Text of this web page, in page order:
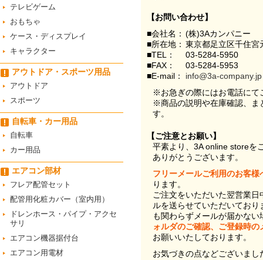
テレビゲーム
おもちゃ
ケース・ディスプレイ
キャラクター
アウトドア・スポーツ用品
アウトドア
スポーツ
自転車・カー用品
自転車
カー用品
エアコン部材
フレア配管セット
配管用化粧カバー（室内用）
ドレンホース・パイプ・アクセ
サリ
エアコン機器据付台
エアコン用電材
【お問い合わせ】
■会社名： (株)3Aカンパニー
■所在地： 東京都足立区千住
■TEL：
03-5284-5950
■FAX：
03-5284-5953
■E-mail：
info@3a-company.jp
※お急ぎの際にはお電話にて
※商品の説明や在庫確認、ま
す。
【ご注意とお願い】
平素より、3A online storeを
ありがとうございます。
フリーメールご利用のお客様
ります。
ご注文をいただいた翌営業
ルを送らせていただいてお
も関わらずメールが届かない
ォルダのご確認、ご登録時
お願いいたしております。
お気づきの点などございま